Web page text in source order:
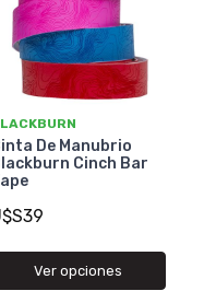
De Manubrio
Cinch Bar
Ver opciones